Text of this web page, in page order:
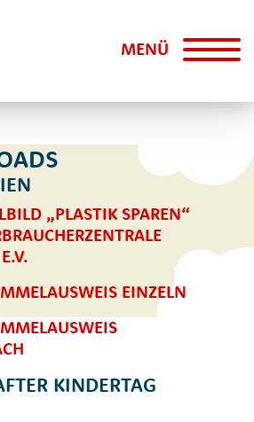
MENÜ
„PLASTIK SPAREN“
EINZELN
KINDERTAG